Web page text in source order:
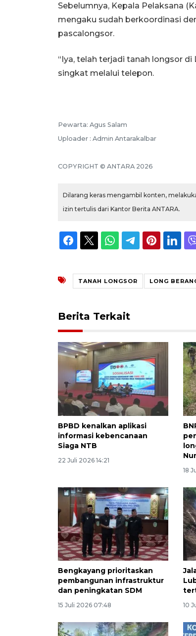
Sebelumnya, Kepala Pelaksana
mengaku sudah berkoordinasi
pascalongsor.
“Iya, telah terjadi tanah longsor di
singkat melalui telepon.
Pewarta: Agus Salam
Uploader : Admin Antarakalbar
COPYRIGHT © ANTARA 2026
Dilarang keras mengambil konten,
izin tertulis dari Kantor Berita ANTARA.
TANAH LONGSOR LONG
Berita Terkait
BPBD kenalkan aplikasi
informasi kebencanaan
Siaga NTB
22 Juli 2026 14:21
18
Bengkayang prioritaskan
pembangunan infrastruktur
dan peningkatan SDM
15 Juli 2026 07:48 10